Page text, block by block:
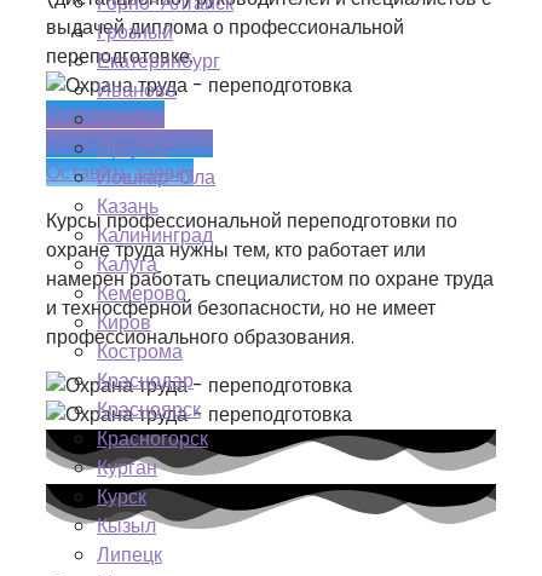
Грозный
Екатеринбург
Иваново
Ижевск
Иркутск
Йошкар-Ола
Казань
Калининград
Калуга
Кемерово
Киров
Кострома
Краснодар
Красноярск
Красногорск
Курган
Курск
Кызыл
Липецк
выдачей диплома о профессиональной
переподготовке.
О программе
Цены на обучение
Оставить заявку
Курсы профессиональной переподготовки по
охране труда нужны тем, кто работает или
намерен работать специалистом по охране труда
и техносферной безопасности, но не имеет
профессионального образования.